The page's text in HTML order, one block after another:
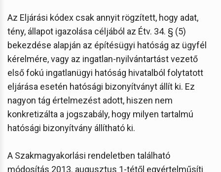
Az Eljárási kódex csak annyit rögzített, hogy adat,
tény, állapot igazolása céljából az Étv. 34. § (5)
bekezdése alapján az építésügyi hatóság az ügyfél
kérelmére, vagy az ingatlan-nyilvántartást vezető
első fokú ingatlanügyi hatóság hivatalból folytatott
eljárása esetén hatósági bizonyítványt állít ki. Ez
nagyon tág értelmezést adott, hiszen nem
konkretizálta a jogszabály, hogy milyen tartalmú
hatósági bizonyítvány állítható ki.
A Szakmagyakorlási rendeletben található
módosítás 2013. augusztus 1-tétől egyértelműsíti